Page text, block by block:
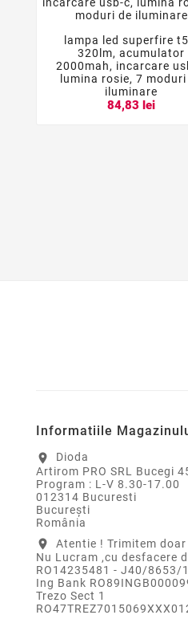
  
lampa led superfire
320lm, acumulator
2000mah, incarcare
lumina rosie, 7 moduri
iluminare
84,83 lei
Informatiile
location_on
Dioda
Artirom PRO SRL Bucegi
Program : L-V 8.30-17.00
012314 Bucuresti
Bucureşti
România
location_on
Atentie ! Trimitem
Nu Lucram ,cu desfacere
RO14235481 - J40/8653/
Ing Bank
Trezo Sect 1